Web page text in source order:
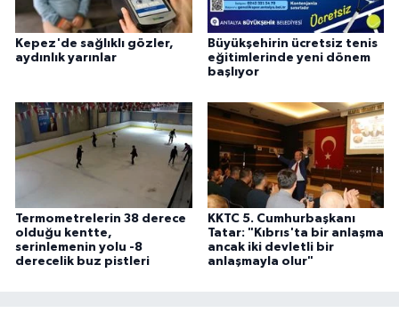
Kepez'de sağlıklı gözler,
aydınlık yarınlar
Büyükşehirin ücretsiz tenis
eğitimlerinde yeni dönem
başlıyor
Termometrelerin 38 derece
olduğu kentte,
serinlemenin yolu -8
derecelik buz pistleri
KKTC 5. Cumhurbaşkanı
Tatar: "Kıbrıs'ta bir anlaşma
ancak iki devletli bir
anlaşmayla olur"